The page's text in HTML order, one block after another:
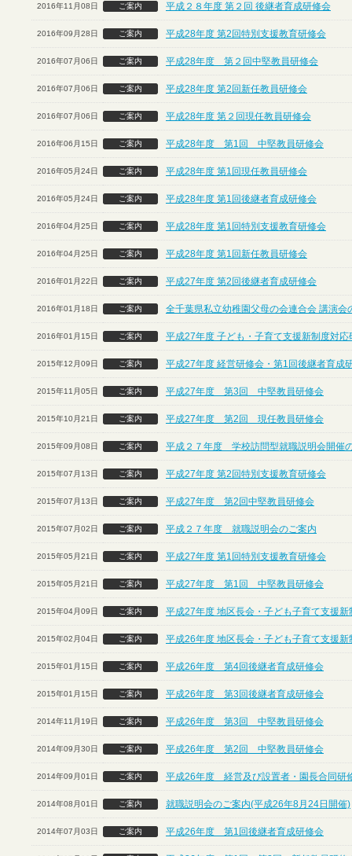
2016年11月08日 ご案内 平成２８年度 第２回 後継者育成研修会
2016年09月28日 ご案内 平成28年度 第2回特別支援教育研修会
2016年07月06日 ご案内 平成28年度 第２回中堅教員研修会
2016年07月06日 ご案内 平成28年度 第2回新任教員研修会
2016年07月06日 ご案内 平成28年度 第２回現任教員研修会
2016年06月15日 ご案内 平成28年度 第1回 中堅教員研修会
2016年05月24日 ご案内 平成28年度 第1回現任教員研修会
2016年05月24日 ご案内 平成28年度 第1回後継者育成研修会
2016年04月25日 ご案内 平成28年度 第1回特別支援教育研修会
2016年04月25日 ご案内 平成28年度 第1回新任教員研修会
2016年01月22日 ご案内 平成27年度 第2回後継者育成研修会
2016年01月18日 ご案内 全千葉県私立幼稚園父母の会連合会 講演会
2016年01月15日 ご案内 平成27年度 子ども・子育て支援新制度対応
2015年12月09日 ご案内 平成27年度 経営研修会・第1回後継者育成
2015年11月05日 ご案内 平成27年度 第3回 中堅教員研修会
2015年10月21日 ご案内 平成27年度 第2回 現任教員研修会
2015年09月08日 ご案内 平成２７年度 学校訪問型就職説明会開催
2015年07月13日 ご案内 平成27年度 第2回特別支援教育研修会
2015年07月13日 ご案内 平成27年度 第2回中堅教員研修会
2015年07月02日 ご案内 平成２７年度 就職説明会のご案内
2015年05月21日 ご案内 平成27年度 第1回特別支援教育研修会
2015年05月21日 ご案内 平成27年度 第1回 中堅教員研修会
2015年04月09日 ご案内 平成27年度 地区長会・子ども子育て支援
2015年02月04日 ご案内 平成26年度 地区長会・子ども子育て支援
2015年01月15日 ご案内 平成26年度 第4回後継者育成研修会
2015年01月15日 ご案内 平成26年度 第3回後継者育成研修会
2014年11月19日 ご案内 平成26年度 第3回 中堅教員研修会
2014年09月30日 ご案内 平成26年度 第2回 中堅教員研修会
2014年09月01日 ご案内 平成26年度 経営及び設置者・園長合同研
2014年08月01日 ご案内 就職説明会のご案内(平成26年8月24日開催)
2014年07月03日 ご案内 平成26年度 第1回後継者育成研修会